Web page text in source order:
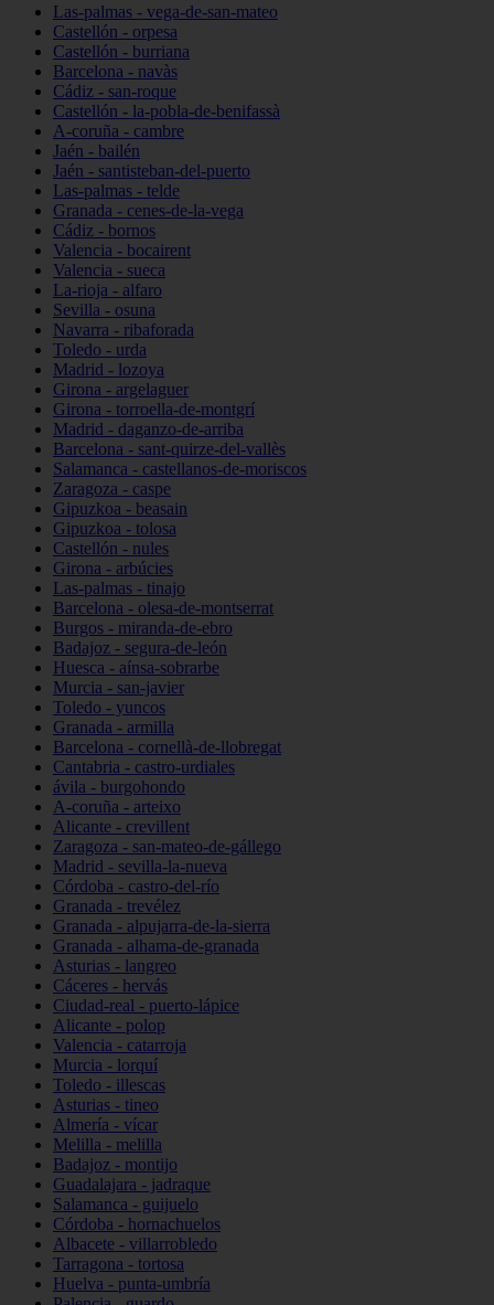
Las-palmas - vega-de-san-mateo
Castellón - orpesa
Castellón - burriana
Barcelona - navàs
Cádiz - san-roque
Castellón - la-pobla-de-benifassà
A-coruña - cambre
Jaén - bailén
Jaén - santisteban-del-puerto
Las-palmas - telde
Granada - cenes-de-la-vega
Cádiz - bornos
Valencia - bocairent
Valencia - sueca
La-rioja - alfaro
Sevilla - osuna
Navarra - ribaforada
Toledo - urda
Madrid - lozoya
Girona - argelaguer
Girona - torroella-de-montgrí
Madrid - daganzo-de-arriba
Barcelona - sant-quirze-del-vallès
Salamanca - castellanos-de-moriscos
Zaragoza - caspe
Gipuzkoa - beasain
Gipuzkoa - tolosa
Castellón - nules
Girona - arbúcies
Las-palmas - tinajo
Barcelona - olesa-de-montserrat
Burgos - miranda-de-ebro
Badajoz - segura-de-león
Huesca - aínsa-sobrarbe
Murcia - san-javier
Toledo - yuncos
Granada - armilla
Barcelona - cornellà-de-llobregat
Cantabria - castro-urdiales
ávila - burgohondo
A-coruña - arteixo
Alicante - crevillent
Zaragoza - san-mateo-de-gállego
Madrid - sevilla-la-nueva
Córdoba - castro-del-río
Granada - trevélez
Granada - alpujarra-de-la-sierra
Granada - alhama-de-granada
Asturias - langreo
Cáceres - hervás
Ciudad-real - puerto-lápice
Alicante - polop
Valencia - catarroja
Murcia - lorquí
Toledo - illescas
Asturias - tineo
Almería - vícar
Melilla - melilla
Badajoz - montijo
Guadalajara - jadraque
Salamanca - guijuelo
Córdoba - hornachuelos
Albacete - villarrobledo
Tarragona - tortosa
Huelva - punta-umbría